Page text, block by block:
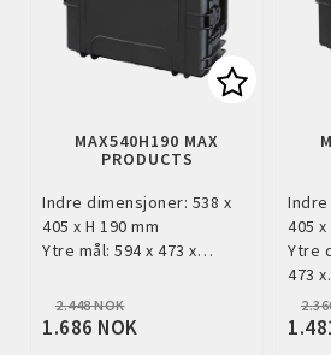
Add to
MAX540H190 MAX
PRODUCTS
Indre dimensjoner: 538 x
405 x H 190 mm
Ytre mål: 594 x 473 x…
2.448 NOK
1.686 NOK
Indre
405 x
Ytre
473